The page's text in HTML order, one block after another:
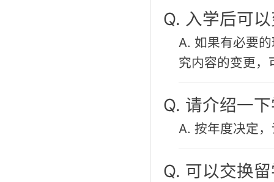
Q. 入学后可
A. 如果有必要
究内容的变更，
Q. 请介绍一
A. 按年度决定
Q. 可以交换